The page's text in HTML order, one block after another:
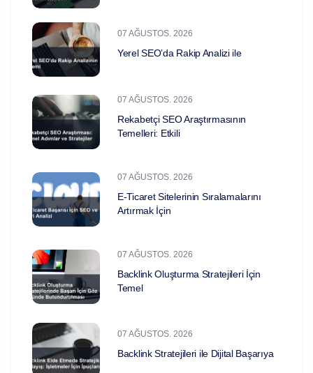
07 AĞUSTOS. 2026
Yerel SEO’da Rakip Analizi ile
07 AĞUSTOS. 2026
Rekabetçi SEO Araştırmasının
Temelleri: Etkili
07 AĞUSTOS. 2026
E-Ticaret Sitelerinin Sıralamalarını
Artırmak İçin
07 AĞUSTOS. 2026
Backlink Oluşturma Stratejileri İçin
Temel
07 AĞUSTOS. 2026
Backlink Stratejileri ile Dijital Başarıya